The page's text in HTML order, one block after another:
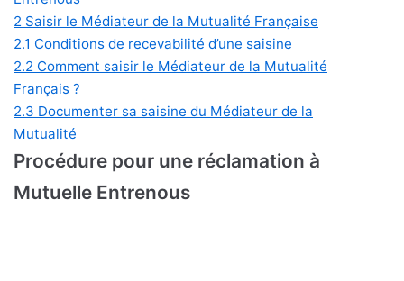
2 Saisir le Médiateur de la Mutualité Française
2.1 Conditions de recevabilité d’une saisine
2.2 Comment saisir le Médiateur de la Mutualité
Français ?
2.3 Documenter sa saisine du Médiateur de la
Mutualité
Procédure pour une réclamation à
Mutuelle Entrenous